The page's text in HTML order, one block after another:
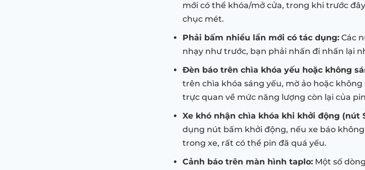
mới có thể khóa/mở cửa, trong khi trước
chục mét.
Phải bấm nhiều lần mới có tác dụng: Các
nhạy như trước, bạn phải nhấn đi nhấn lại
Đèn báo trên chìa khóa yếu hoặc không
trên chìa khóa sáng yếu, mờ ảo hoặc
trực quan về mức năng lượng còn lại của
Xe khó nhận chìa khóa khi khởi động (nút
dụng nút bấm khởi động, nếu xe báo
trong xe, rất có thể pin đã quá yếu.
Cảnh báo trên màn hình taplo: Một số